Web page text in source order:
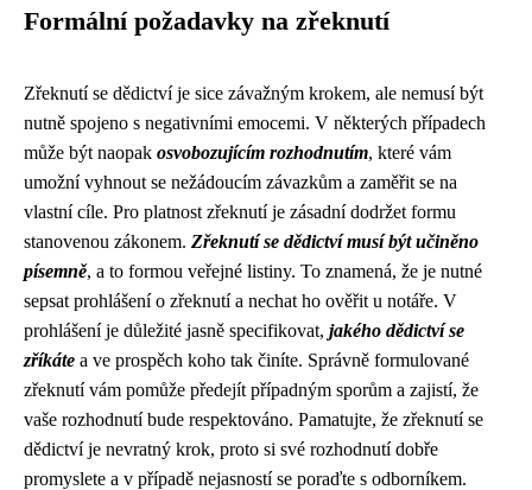
Formální požadavky na zřeknutí
Zřeknutí se dědictví je sice závažným krokem, ale nemusí být
nutně spojeno s negativními emocemi. V některých případech
může být naopak osvobozujícím rozhodnutím, které vám
umožní vyhnout se nežádoucím závazkům a zaměřit se na
vlastní cíle. Pro platnost zřeknutí je zásadní dodržet formu
stanovenou zákonem. Zřeknutí se dědictví musí být učiněno
písemně, a to formou veřejné listiny. To znamená, že je nutné
sepsat prohlášení o zřeknutí a nechat ho ověřit u notáře. V
prohlášení je důležité jasně specifikovat, jakého dědictví se
zříkáte a ve prospěch koho tak činíte. Správně formulované
zřeknutí vám pomůže předejít případným sporům a zajistí, že
vaše rozhodnutí bude respektováno. Pamatujte, že zřeknutí se
dědictví je nevratný krok, proto si své rozhodnutí dobře
promyslete a v případě nejasností se poraďte s odborníkem.